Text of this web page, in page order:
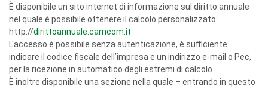
È disponibile un sito internet di informazione sul diritto annuale
nel quale è possibile ottenere il calcolo personalizzato:
http://dirittoannuale.camcom.it
L'accesso è possibile senza autenticazione, è sufficiente
indicare il codice fiscale dell’impresa e un indirizzo e-mail o Pec,
per la ricezione in automatico degli estremi di calcolo.
È inoltre disponibile una sezione nella quale – entrando in questo